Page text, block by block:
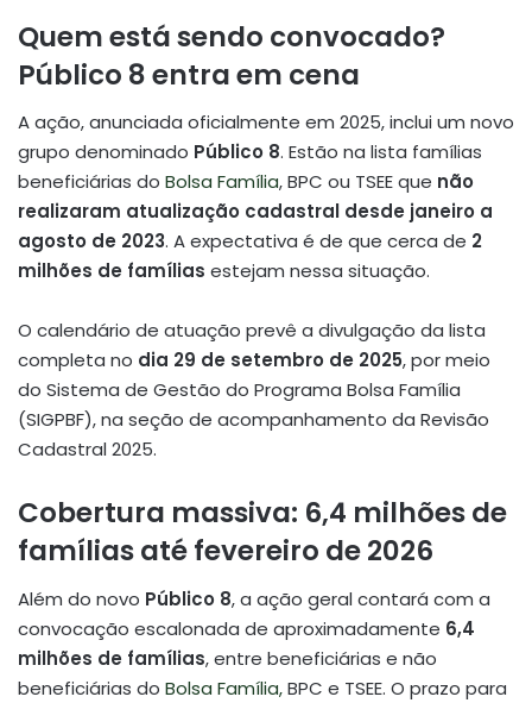
Quem está sendo convocado?
Público 8 entra em cena
A ação, anunciada oficialmente em 2025, inclui um novo
grupo denominado Público 8. Estão na lista famílias
beneficiárias do Bolsa Família, BPC ou TSEE que não
realizaram atualização cadastral desde janeiro a
agosto de 2023. A expectativa é de que cerca de 2
milhões de famílias estejam nessa situação.
O calendário de atuação prevê a divulgação da lista
completa no dia 29 de setembro de 2025, por meio
do Sistema de Gestão do Programa Bolsa Família
(SIGPBF), na seção de acompanhamento da Revisão
Cadastral 2025.
Cobertura massiva: 6,4 milhões de
famílias até fevereiro de 2026
Além do novo Público 8, a ação geral contará com a
convocação escalonada de aproximadamente 6,4
milhões de famílias, entre beneficiárias e não
beneficiárias do Bolsa Família,BPC e TSEE. O prazo para